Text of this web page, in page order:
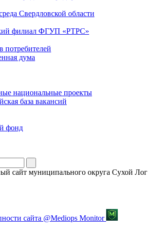
сайт муниципального округа Сухой Лог
сайта @Mediops Monitor